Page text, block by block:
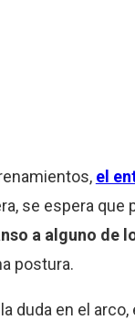
el
se espera que
a alguno de
postura.
duda en el